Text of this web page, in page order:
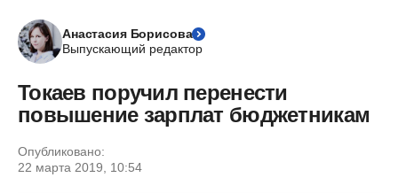
Анастасия Борисова
Выпускающий редактор
Токаев поручил перенести
повышение зарплат бюджетникам
Опубликовано:
22 марта 2019, 10:54